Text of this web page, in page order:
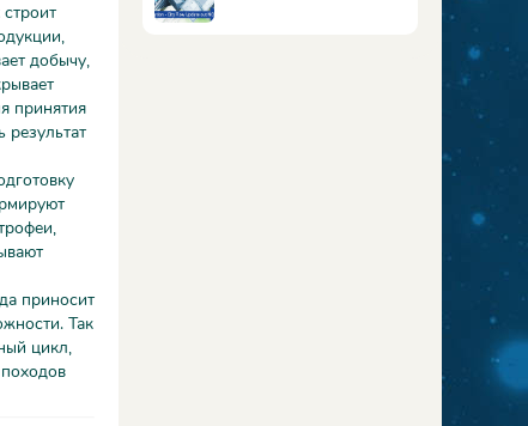
добычу,
принятия
приносит
Так
цикл,